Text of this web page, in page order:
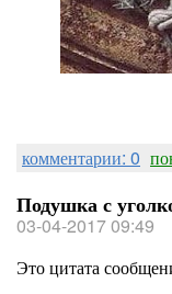
комментарии: 0
Подушка с
03-04-2017 09:49
Это цитата